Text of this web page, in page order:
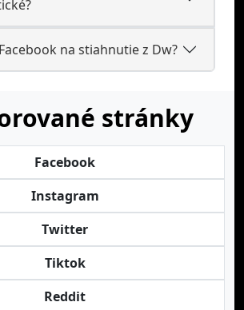
na stiahnutie z Dw?
stránky
Facebook
Instagram
Twitter
Tiktok
Reddit